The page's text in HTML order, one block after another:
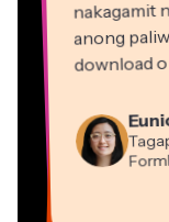
anong
download o